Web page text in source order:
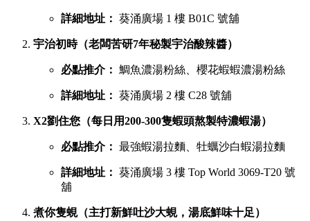
詳細地址： 葵涌廣場 1 樓 B01C 號舖
宇治初時（老闆苦研7年秘製宇治酸辣醬）
必點推介： 鯛魚濃湯粉絲、櫻花蝦蝦濃湯粉絲
詳細地址： 葵涌廣場 2 樓 C28 號舖
X2劉住您（每日用200-300隻蝦頭熬製特濃蝦湯）
必點推介： 最強蝦湯拉麵、牡蠣沙白蝦湯拉麵
詳細地址： 葵涌廣場 3 樓 Top World 3069-T20 號
舖
煮你隻蜆（主打新鮮吐沙大蜆，湯底鮮味十足）